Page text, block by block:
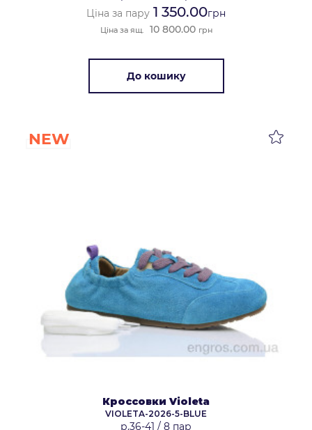
Ціна за пару 1 350.00грн
Ціна за ящ. 10 800.00 грн
До кошику
NEW
Кроссовки Violeta
VIOLETA-2026-5-BLUE
р.36-41 / 8 пар